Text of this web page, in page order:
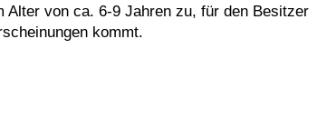
Alter von ca. 6-9 Jahren zu, für den Besitzer
kommt.